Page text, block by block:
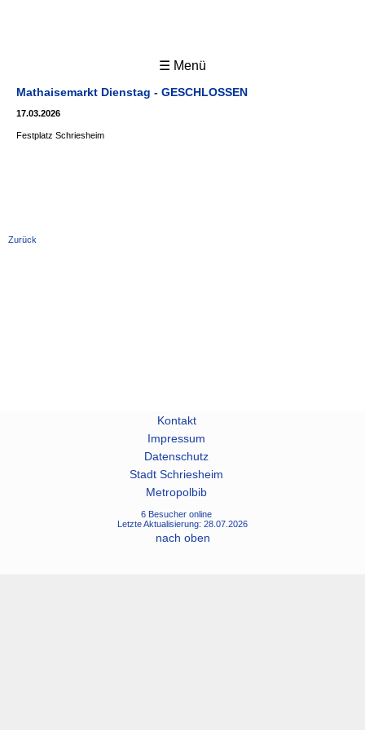
☰ Menü
Mathaisemarkt Dienstag - GESCHLOSSEN
17.03.2026
Festplatz Schriesheim
Zurück
Kontakt
Impressum
Datenschutz
Stadt Schriesheim
Metropolbib
6 Besucher online
Letzte Aktualisierung: 28.07.2026
nach oben